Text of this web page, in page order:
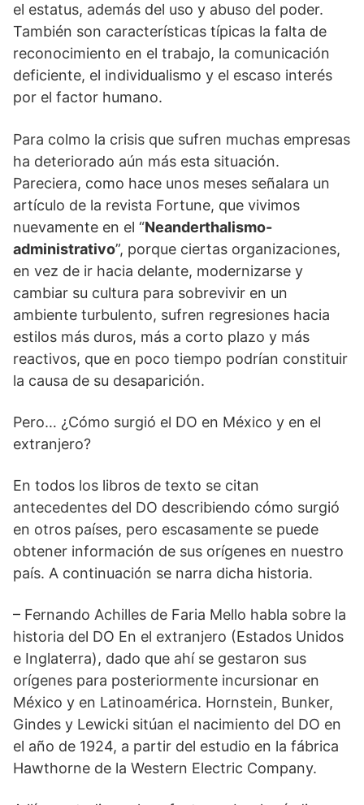
el estatus, además del uso y abuso del poder.
También son características típicas la falta de
reconocimiento en el trabajo, la comunicación
deficiente, el individualismo y el escaso interés
por el factor humano.
Para colmo la crisis que sufren muchas empresas
ha deteriorado aún más esta situación.
Pareciera, como hace unos meses señalara un
artículo de la revista Fortune, que vivimos
nuevamente en el “Neanderthalismo-
administrativo”, porque ciertas organizaciones,
en vez de ir hacia delante, modernizarse y
cambiar su cultura para sobrevivir en un
ambiente turbulento, sufren regresiones hacia
estilos más duros, más a corto plazo y más
reactivos, que en poco tiempo podrían constituir
la causa de su desaparición.
Pero… ¿Cómo surgió el DO en México y en el
extranjero?
En todos los libros de texto se citan
antecedentes del DO describiendo cómo surgió
en otros países, pero escasamente se puede
obtener información de sus orígenes en nuestro
país. A continuación se narra dicha historia.
– Fernando Achilles de Faria Mello habla sobre la
historia del DO En el extranjero (Estados Unidos
e Inglaterra), dado que ahí se gestaron sus
orígenes para posteriormente incursionar en
México y en Latinoamérica. Hornstein, Bunker,
Gindes y Lewicki sitúan el nacimiento del DO en
el año de 1924, a partir del estudio en la fábrica
Hawthorne de la Western Electric Company.